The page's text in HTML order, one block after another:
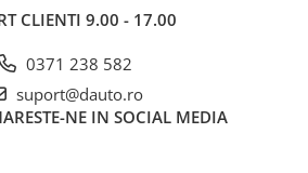
Auto
CLIENTI 9.00 - 17.00
0371 238 582
suport@dauto.ro
NE IN SOCIAL MEDIA